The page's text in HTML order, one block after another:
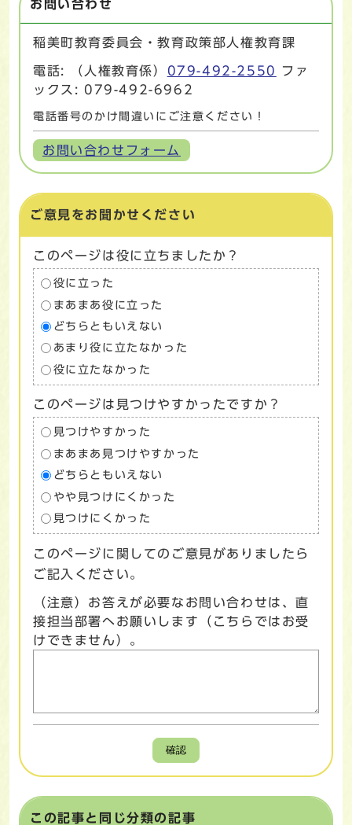
お問い合わせ
稲美町教育委員会・教育政策部人権教育課
電話: （人権教育係） 079-492-2550
ファ
ックス: 079-492-6962
電話番号のかけ間違いにご注意ください！
お問い合わせフォーム
ご意見をお聞かせください
このページは役に立ちましたか？
役に立った
まあまあ役に立った
どちらともいえない
あまり役に立たなかった
役に立たなかった
このページは見つけやすかったですか？
見つけやすかった
まあまあ見つけやすかった
どちらともいえない
やや見つけにくかった
見つけにくかった
このページに関してのご意見がありましたら
ご記入ください。
（注意）お答えが必要なお問い合わせは、直
接担当部署へお願いします（こちらではお受
けできません）。
確認
この記事と同じ分類の記事